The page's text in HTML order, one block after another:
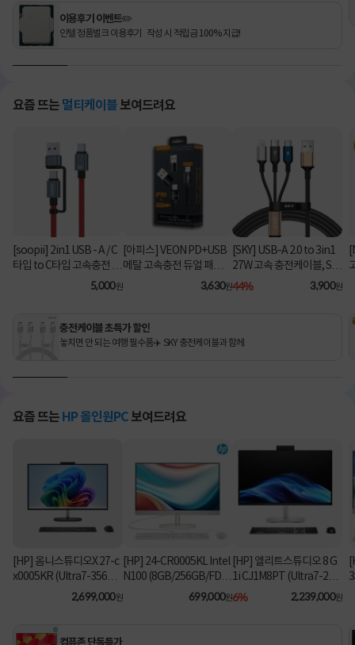
이용후기 이벤트✏️
인텔 정품벌크 이용후기 작성 시 적립금 100% 지급!
요즘 뜨는 멀티케이블 보여드려요
[soopii] 2in1 USB - A / C
타입 to C타입 고속충전 케
이블 PD 100W S52C [1.2
5,000원
[아피스] VEON PD+USB
메탈 고속충전 듀얼 패브릭
8핀 케이블
3,630원
[SKY] USB-A 2.0 to 3in1
27W 고속 충전케이블, SK
Y-A2-3IN1 [블랙/2m]
44% 3,900원
충전케이블 초특가 할인
놓치면 안 되는 여행 필수품✈️ SKY 충전케이블과 함께
요즘 뜨는 HP 올인원PC 보여드려요
[HP] 옴니스튜디오X 27-c
x0005KR (Ultra7-356H/
16GB/1TB/Win11Hom
2,699,000원
[HP] 24-CR0005KL Intel
N100 (8GB/256GB/FD)
[기본제품]
699,000원
[HP] 엘리트스튜디오 8 G
1i CJ1M8PT (Ultra7-26
5/8GB/512GB/Win11Pr
6% 2,239,000원